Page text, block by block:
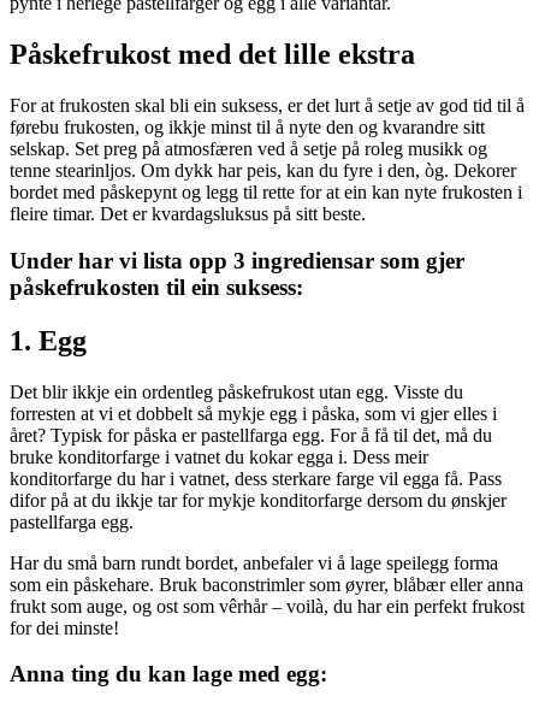
Påskefrukost med det lille ekstra
For at frukosten skal bli ein suksess, er det lurt å setje av god tid til å
førebu frukosten, og ikkje minst til å nyte den og kvarandre sitt
selskap. Set preg på atmosfæren ved å setje på roleg musikk og
tenne stearinljos. Om dykk har peis, kan du fyre i den, òg. Dekorer
bordet med påskepynt og legg til rette for at ein kan nyte frukosten i
fleire timar. Det er kvardagsluksus på sitt beste.
Under har vi lista opp 3 ingrediensar som gjer
påskefrukosten til ein suksess:
1. Egg
Det blir ikkje ein ordentleg påskefrukost utan egg. Visste du
forresten at vi et dobbelt så mykje egg i påska, som vi gjer elles i
året? Typisk for påska er pastellfarga egg. For å få til det, må du
bruke konditorfarge i vatnet du kokar egga i. Dess meir
konditorfarge du har i vatnet, dess sterkare farge vil egga få. Pass
difor på at du ikkje tar for mykje konditorfarge dersom du ønskjer
pastellfarga egg.
Har du små barn rundt bordet, anbefaler vi å lage speilegg forma
som ein påskehare. Bruk baconstrimler som øyrer, blåbær eller anna
frukt som auge, og ost som vêrhår – voilà, du har ein perfekt frukost
for dei minste!
Anna ting du kan lage med egg: